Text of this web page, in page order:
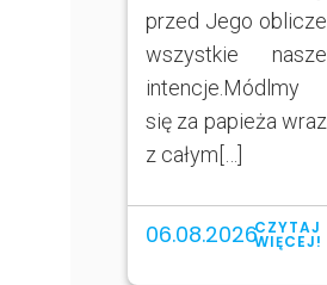
przed Jego oblicze
wszystkie nasze
intencje.Módlmy
się za papieża wraz
z całym[…]
06.08.2026CZYTAJ
WIĘCEJ!